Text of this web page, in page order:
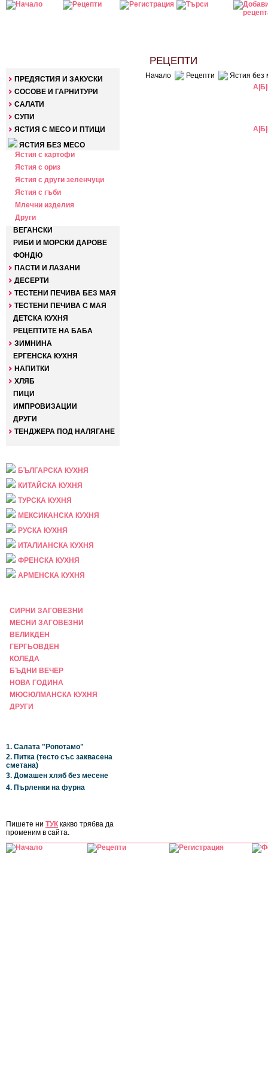
ПРЕДЯСТИЯ И ЗАКУСКИ
СОСОВЕ И ГАРНИТУРИ
САЛАТИ
СУПИ
ЯСТИЯ С МЕСО И ПТИЦИ
ЯСТИЯ БЕЗ МЕСО
Ястия с картофи
Ястия с ориз
Ястия с други зеленчуци
Ястия с гъби
Млечни изделия
Други
ВЕГАНСКИ
РИБИ И МОРСКИ ДАРОВЕ
ФОНДЮ
ПАСТИ И ЛАЗАНИ
ДЕСЕРТИ
ТЕСТЕНИ ПЕЧИВА БЕЗ МАЯ
ТЕСТЕНИ ПЕЧИВА С МАЯ
ДЕТСКА КУХНЯ
РЕЦЕПТИТЕ НА БАБА
ЗИМНИНА
ЕРГЕНСКА КУХНЯ
НАПИТКИ
ХЛЯБ
ПИЦИ
ИМПРОВИЗАЦИИ
ДРУГИ
ТЕНДЖЕРА ПОД НАЛЯГАНЕ
БЪЛГАРСКА КУХНЯ
КИТАЙСКА КУХНЯ
ТУРСКА КУХНЯ
МЕКСИКАНСКА КУХНЯ
РУСКА КУХНЯ
ИТАЛИАНСКА КУХНЯ
ФРЕНСКА КУХНЯ
АРМЕНСКА КУХНЯ
СИРНИ ЗАГОВЕЗНИ
МЕСНИ ЗАГОВЕЗНИ
ВЕЛИКДЕН
ГЕРГЬОВДЕН
КОЛЕДА
БЪДНИ ВЕЧЕР
НОВА ГОДИНА
МЮСЮЛМАНСКА КУХНЯ
ДРУГИ
1. Салата "Ропотамо"
2. Питка (тесто със заквасена
сметана)
3. Домашен хляб без месене
4. Пърленки на фурна
Пишете ни ТУК какво трябва да
променим в сайта.
РЕЦЕПТИ
Начало Рецепти
Ястия без
А Б
А Б